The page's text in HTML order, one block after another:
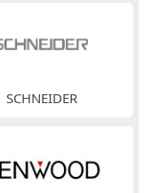
SCHNEIDER